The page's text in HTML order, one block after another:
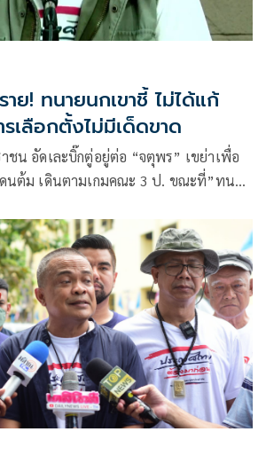
! ทนายนกเขาชี้ ไม่ได้แก้
เลือกตั้งไม่มีเด็ดขาด
น อัดเละบิ๊กตู่อยู่ต่อ “จตุพร” เขย่าเพื่อ
นต้ม เดินตามเกมคณะ 3 ป. ขณะที่”ทนาย